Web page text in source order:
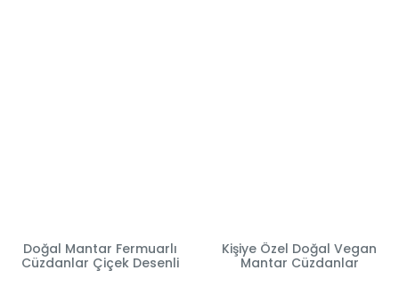
Doğal Mantar Fermuarlı
Cüzdanlar Çiçek Desenli
Kişiye Özel Doğal Vegan
Mantar Cüzdanlar